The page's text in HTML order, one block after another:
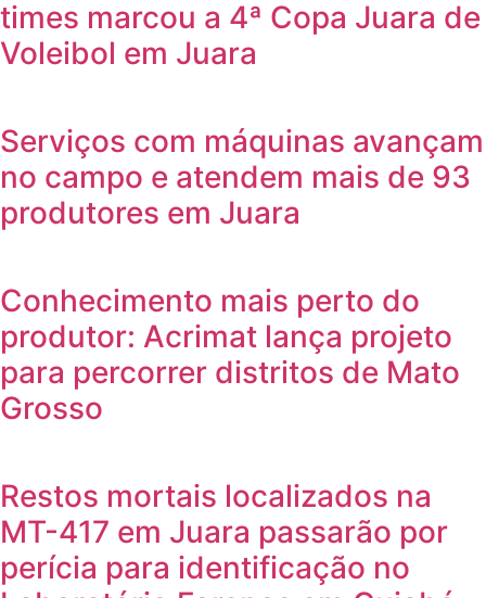
times marcou a 4ª Copa Juara de
Voleibol em Juara
Serviços com máquinas avançam
no campo e atendem mais de 93
produtores em Juara
Conhecimento mais perto do
produtor: Acrimat lança projeto
para percorrer distritos de Mato
Grosso
Restos mortais localizados na
MT-417 em Juara passarão por
perícia para identificação no